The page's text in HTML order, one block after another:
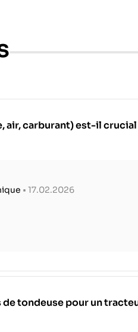
carburant) est-il
• 17.02.2026
tondeuse pour un